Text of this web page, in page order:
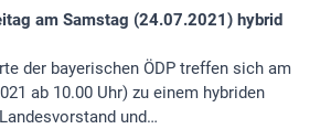
am Samstag (24.07.2021) hybrid
der bayerischen ÖDP treffen sich am
ab 10.00 Uhr) zu einem hybriden
und…